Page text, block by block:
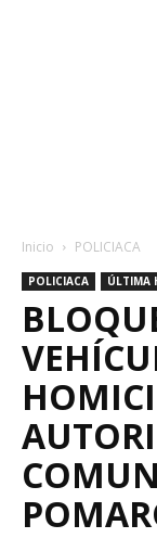
Inicio POLICIACA
POLICIACA ÚLTIMA